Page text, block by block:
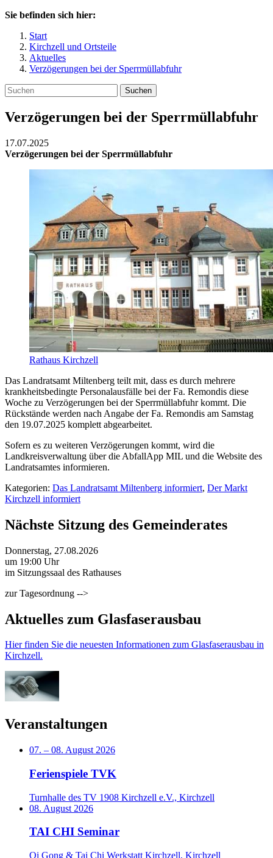
Sie befinden sich hier:
Start
Kirchzell und Ortsteile
Aktuelles
Verzögerungen bei der Sperrmüllabfuhr
Suchen
Verzögerungen bei der Sperrmüllabfuhr
17.07.2025
Verzögerungen bei der Sperrmüllabfuhr
Rathaus Kirchzell
Das Landratsamt Miltenberg teilt mit, dass es durch mehrere
krankheitsbedingte Personalausfälle bei der Fa. Remondis diese
Woche zu Verzögerungen bei der Sperrmüllabfuhr kommt. Die
Rückstände werden nach Angabe der Fa. Remondis am Samstag
den 19.07.2025 komplett abgearbeitet.
Sofern es zu weiteren Verzögerungen kommt, wird die
Landkreisverwaltung über die AbfallApp MIL und die Website des
Landratsamtes informieren.
Kategorien: Das Landratsamt Miltenberg informiert, Der Markt
Kirchzell informiert
Nächste Sitzung des Gemeinderates
Donnerstag, 27.08.2026
um 19:00 Uhr
im Sitzungssaal des Rathauses
zur Tagesordnung -->
Aktuelles zum Glasfaserausbau
Hier finden Sie die neuesten Informationen zum Glasfaserausbau in
Kirchzell.
Veranstaltungen
07. – 08. August 2026
Ferienspiele TVK
Turnhalle des TV 1908 Kirchzell e.V., Kirchzell
08. August 2026
TAI CHI Seminar
Qi Gong & Tai Chi Werkstatt Kirchzell, Kirchzell